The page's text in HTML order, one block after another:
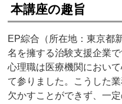
本講座の趣旨
EP綜合（所在地：東京都
名を擁する治験支援企業
心理職は医療機関におい
て参りました。こうした
欠かすことができず、一